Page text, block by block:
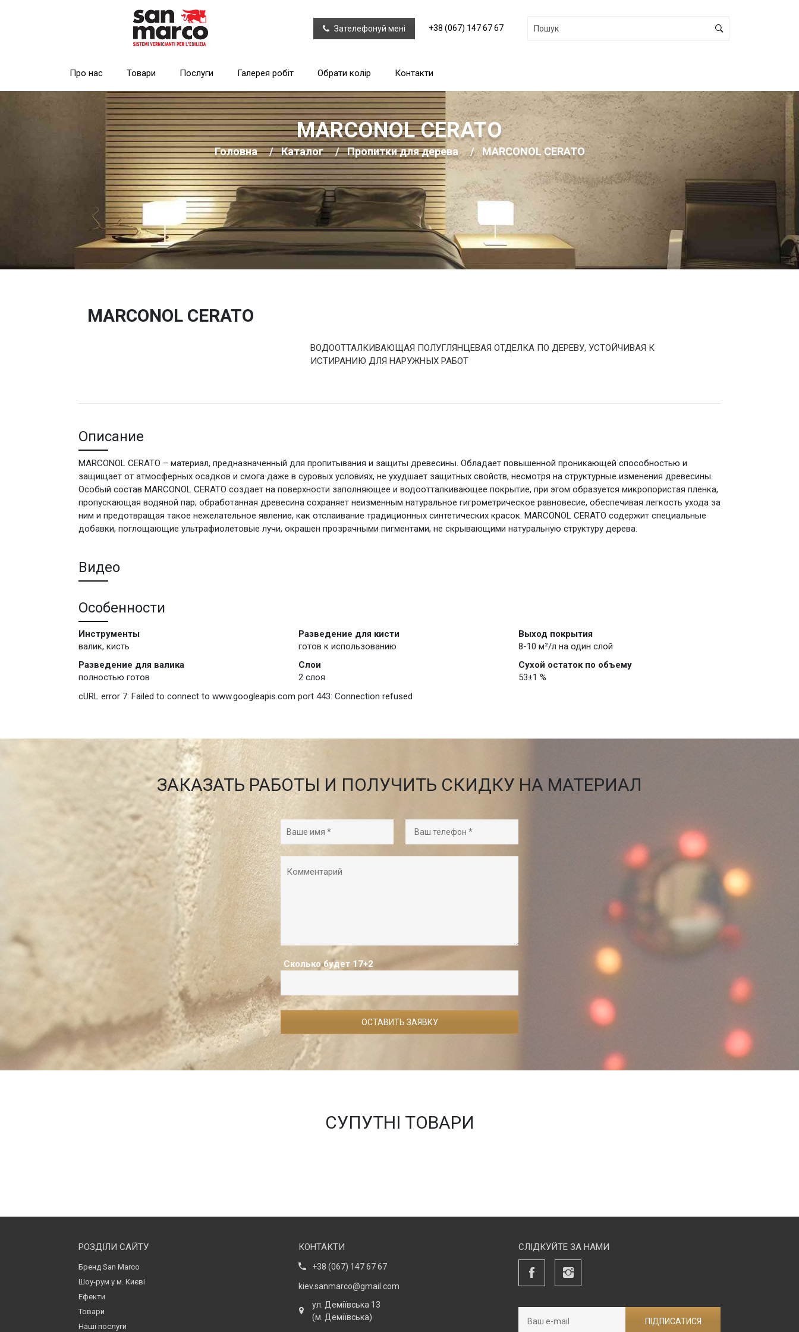
Зателефонуй мені +38 (067) 147 67 67
Про нас Товари Послуги Галерея робіт Обрати колір Контакти
MARCONOL CERATO
Головна Каталог Пропитки для дерева MARCONOL CERATO
MARCONOL CERATO
ВОДООТТАЛКИВАЮЩАЯ ПОЛУГЛЯНЦЕВАЯ ОТДЕЛКА ПО ДЕРЕВУ, УСТОЙЧИВАЯ К
ИСТИРАНИЮ ДЛЯ НАРУЖНЫХ РАБОТ
Описание
MARCONOL CERATO – материал, предназначенный для пропитывания и защиты древесины. Обладает повышенной проникающей способностью и
защищает от атмосферных осадков и смога даже в суровых условиях, не ухудшает защитных свойств, несмотря на структурные изменения древесины.
Особый состав MARCONOL CERATO создает на поверхности заполняющее и водоотталкивающее покрытие, при этом образуется микропористая пленка,
пропускающая водяной пар; обработанная древесина сохраняет неизменным натуральное гигрометрическое равновесие, обеспечивая легкость ухода за
ним и предотвращая такое нежелательное явление, как отслаивание традиционных синтетических красок. MARCONOL CERATO содержит специальные
добавки, поглощающие ультрафиолетовые лучи, окрашен прозрачными пигментами, не скрывающими натуральную структуру дерева.
Видео
Особенности
Инструменты
валик, кисть
Разведение для кисти
готов к использованию
Выход покрытия
8-10 м²/л на один слой
Разведение для валика
полностью готов
Слои
2 слоя
Сухой остаток по объему
53±1 %
cURL error 7: Failed to connect to www.googleapis.com port 443: Connection refused
ЗАКАЗАТЬ РАБОТЫ И ПОЛУЧИТЬ СКИДКУ НА МАТЕРИАЛ
Сколько будет 17+2
СУПУТНІ ТОВАРИ
РОЗДІЛИ САЙТУ
Бренд San Marco
Шоу-рум у м. Києві
Ефекти
Товари
Наші послуги
КОНТАКТИ
+38 (067) 147 67 67
kiev.sanmarco@gmail.com
ул. Деміївська 13
(м. Деміївська)
СЛІДКУЙТЕ ЗА НАМИ